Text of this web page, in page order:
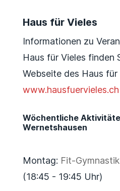
Haus für Vieles
Informationen zu
Haus für Vieles finden
Webseite des Haus für
www.hausfuervieles.ch
Wöchentliche
Wernetshausen
Montag: Fit-Gymnastik
(18:45 - 19:45 Uhr)